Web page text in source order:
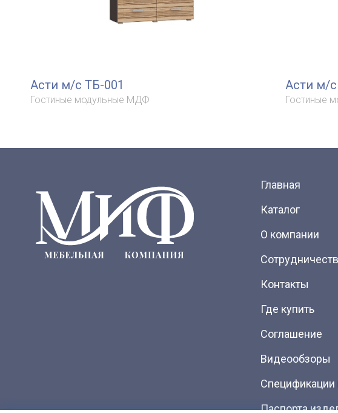
Асти м/с ТБ-001
Гостиные модульные МДФ
Асти м/
Гостиные
Главная
Каталог
О компании
Контакты
Где купить
Соглашение
Видеообзоры
Спецификации
Паспорта